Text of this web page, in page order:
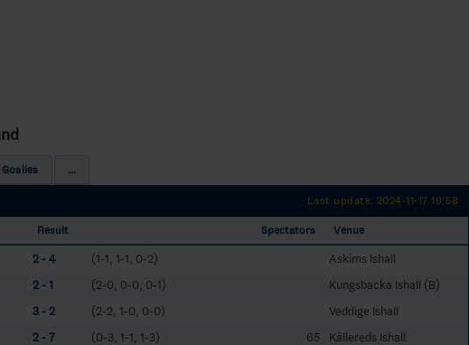
Goalies ...
Last update: 2024-11-17 19:58
Result Spectators Venue
2 - 4 (1-1, 1-1, 0-2)
Askims Ishall
2 - 1 (2-0, 0-0, 0-1)
Kungsbacka Ishall (B)
3 - 2 (2-2, 1-0, 0-0)
Veddige Ishall
2 - 7 (0-3, 1-1, 1-3) 65
Kållereds Ishall